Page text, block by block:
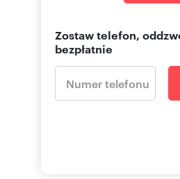
Zostaw telefon,
bezpłatnie